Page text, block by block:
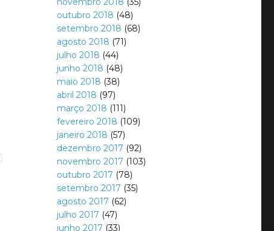
outubro 2018 (48)
setembro 2018 (68)
agosto 2018 (71)
julho 2018 (44)
junho 2018 (48)
maio 2018 (38)
abril 2018 (97)
março 2018 (111)
fevereiro 2018 (109)
janeiro 2018 (57)
dezembro 2017 (92)
novembro 2017 (103)
outubro 2017 (78)
setembro 2017 (35)
agosto 2017 (62)
julho 2017 (47)
junho 2017 (33)